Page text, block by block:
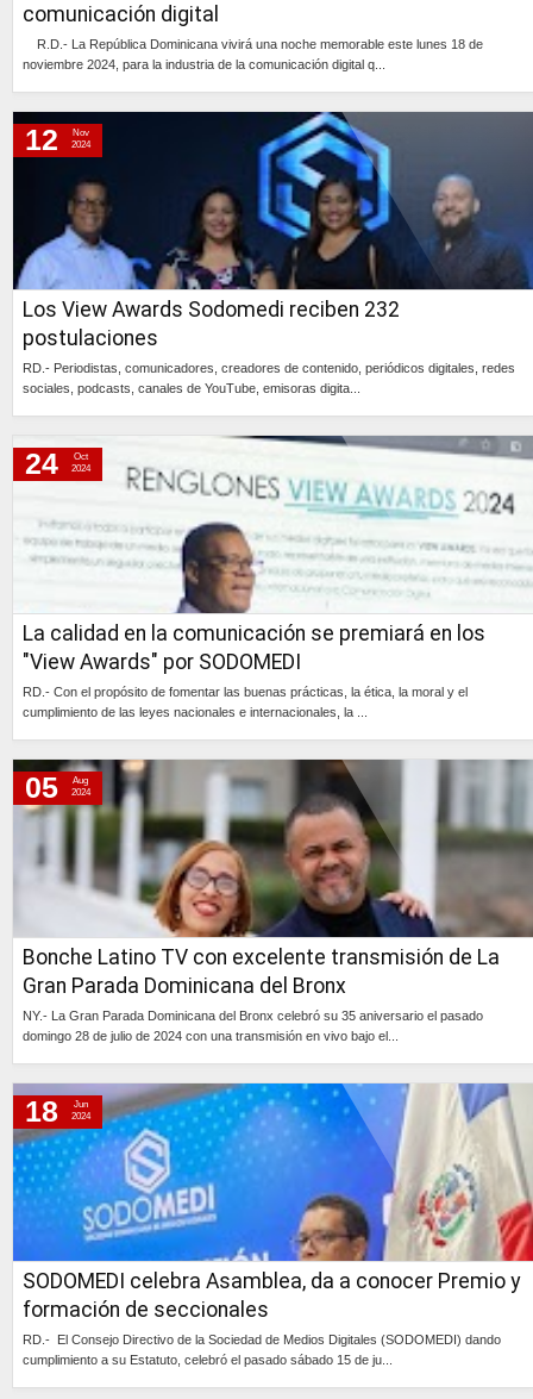
comunicación digital
R.D.- La República Dominicana vivirá una noche memorable este lunes 18 de
noviembre 2024, para la industria de la comunicación digital q...
Los View Awards Sodomedi reciben 232
postulaciones
RD.- Periodistas, comunicadores, creadores de contenido, periódicos digitales, redes
sociales, podcasts, canales de YouTube, emisoras digita...
12
Nov
2024
La calidad en la comunicación se premiará en los
"View Awards" por SODOMEDI
RD.- Con el propósito de fomentar las buenas prácticas, la ética, la moral y el
cumplimiento de las leyes nacionales e internacionales, la ...
24
Oct
2024
Bonche Latino TV con excelente transmisión de La
Gran Parada Dominicana del Bronx
NY.- La Gran Parada Dominicana del Bronx celebró su 35 aniversario el pasado
domingo 28 de julio de 2024 con una transmisión en vivo bajo el...
05
Aug
2024
SODOMEDI celebra Asamblea, da a conocer Premio y
formación de seccionales
RD.- El Consejo Directivo de la Sociedad de Medios Digitales (SODOMEDI) dando
cumplimiento a su Estatuto, celebró el pasado sábado 15 de ju...
18
Jun
2024